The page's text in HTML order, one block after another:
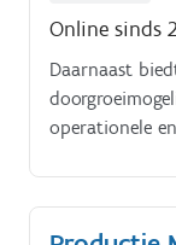
Online sinds
Daarnaast
operationele